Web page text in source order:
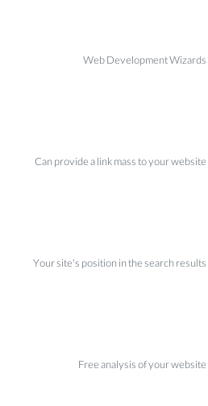
Web Development Wizards
Can provide a link mass to your website
Your site’s position in the search results
Free analysis of your website